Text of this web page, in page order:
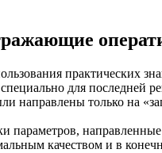
практических
для
направлены только на
параметров,
качеством и в